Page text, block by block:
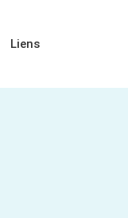
Liens